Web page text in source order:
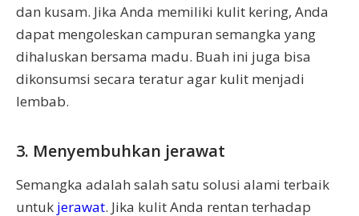
dan kusam. Jika Anda memiliki kulit kering, Anda
dapat mengoleskan campuran semangka yang
dihaluskan bersama madu. Buah ini juga bisa
dikonsumsi secara teratur agar kulit menjadi
lembab.
3. Menyembuhkan jerawat
Semangka adalah salah satu solusi alami terbaik
untuk jerawat. Jika kulit Anda rentan terhadap